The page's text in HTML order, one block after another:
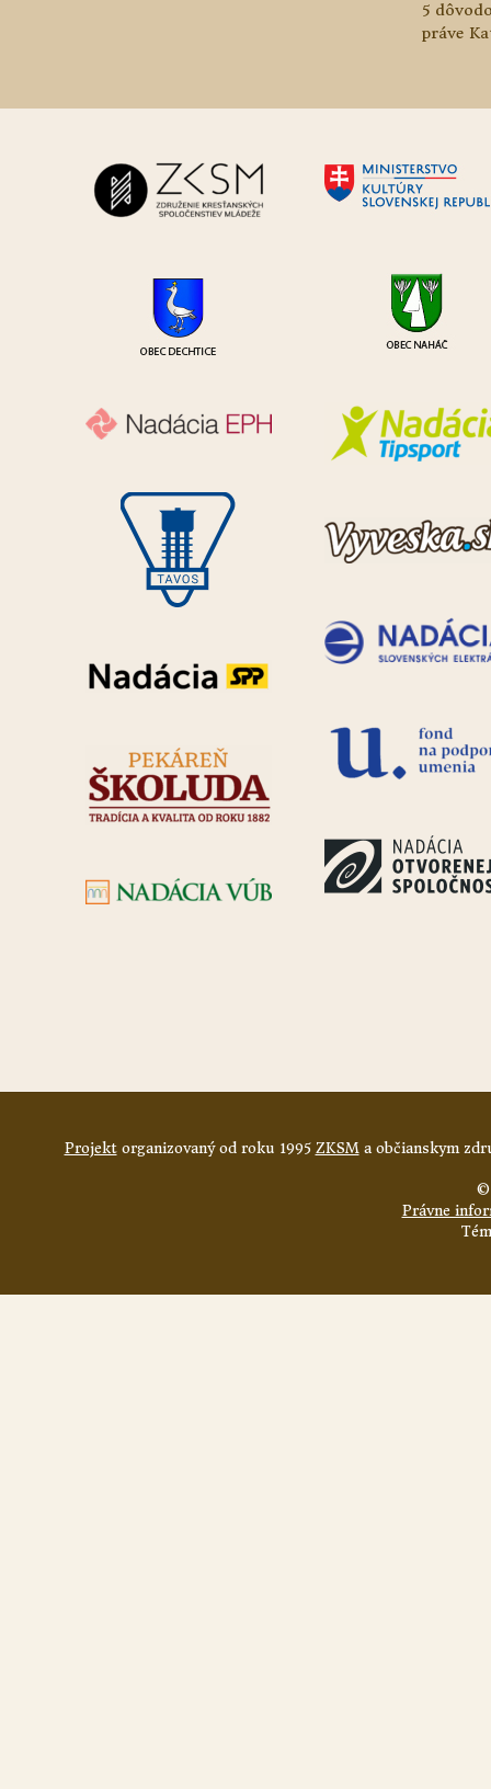
5
práve
Projektorganizovaný od roku 1995 ZKSMa občianskym
©
Právne